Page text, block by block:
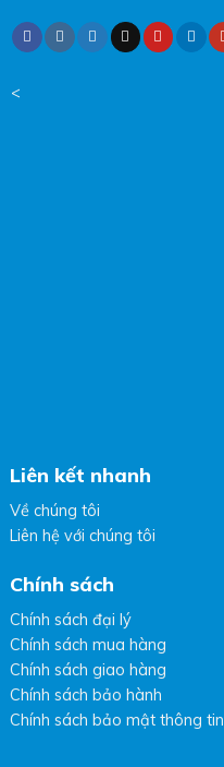
<
Liên kết nhanh
Về chúng tôi
Liên hệ với chúng tôi
Chính sách
Chính sách đại lý
Chính sách mua hàng
Chính sách giao hàng
Chính sách bảo hành
Chính sách bảo mật thông tin